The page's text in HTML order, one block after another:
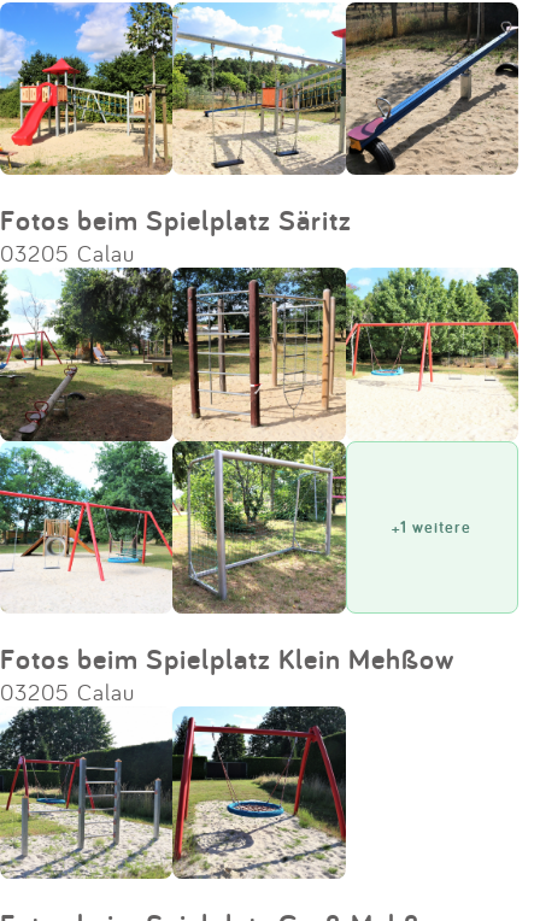
Fotos beim Spielplatz Säritz
03205 Calau
+1 weitere
Fotos beim Spielplatz Klein Mehßow
03205 Calau